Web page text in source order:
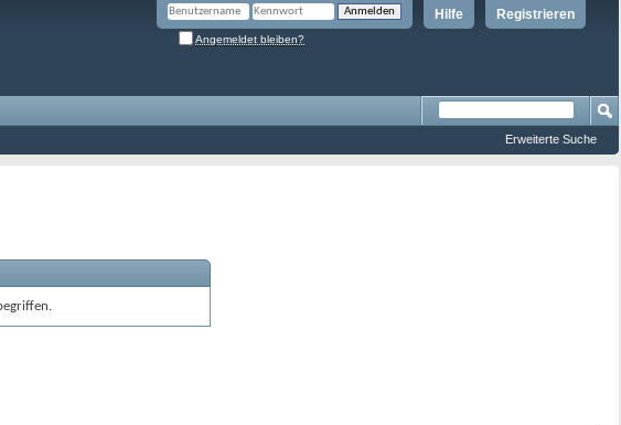
Registrieren
Hilfe
Angemeldet bleiben?
Erweiterte Suche